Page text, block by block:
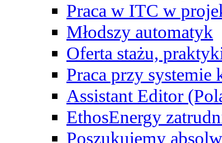
Praca w ITC w
Młodszy automatyk
Oferta stażu,
Praca przy
Assistant Editor
EthosEnergy
Poszukujemy